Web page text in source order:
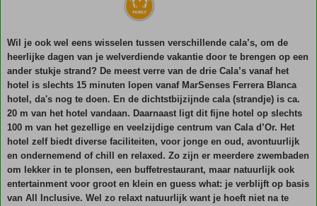
Wil je ook wel eens wisselen tussen verschillende cala’s, om de
heerlijke dagen van je welverdiende vakantie door te brengen op een
ander stukje strand? De meest verre van de drie Cala’s vanaf het
hotel is slechts 15 minuten lopen vanaf MarSenses Ferrera Blanca
hotel, da's nog te doen. En de dichtstbijzijnde cala (strandje) is ca.
20 m van het hotel vandaan. Daarnaast ligt dit fijne hotel op slechts
100 m van het gezellige en veelzijdige centrum van Cala d’Or. Het
hotel zelf biedt diverse faciliteiten, voor jonge en oud, avontuurlijk
en ondernemend of chill en relaxed. Zo zijn er meerdere zwembaden
om lekker in te plonsen, een buffetrestaurant, maar natuurlijk ook
entertainment voor groot en klein en guess what: je verblijft op basis
van All Inclusive. Wel zo relaxt natuurlijk want je hoeft niet na te